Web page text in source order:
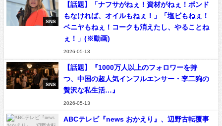
SNS
【話題】「ナフサがねぇ！資材がねぇ！ボンド
もなければ、オイルもねぇ！」「塩ビもねぇ！
ベニヤもねぇ！コークも消えたし、やることね
ぇ！」(※動画)
2026-05-13
SNS
【話題】『1000万人以上のフォロワーを持
つ、中国の超人気インフルエンサー・李二狗の
贅沢な私生活…』
2026-05-13
ABCテレビ『news おかえり』、辺野古転覆事